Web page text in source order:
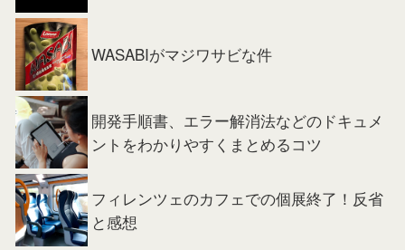
WASABIがマジワサビな件
開発手順書、エラー解消法などのドキュメ
ントをわかりやすくまとめるコツ
フィレンツェのカフェでの個展終了！反省
と感想